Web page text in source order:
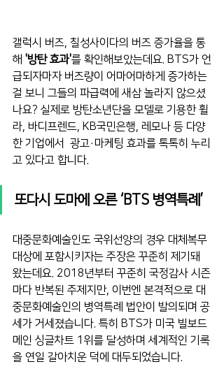
갤럭시 버즈, 칠성사이다의 버즈 증가율을 통
해 '방탄 효과'를 확인해보았는데요. BTS가 언
급되자마자 버즈량이 어마어마하게 증가하는
걸 보니 그들의 파급력에 새삼 놀라지 않으셨
나요? 실제로 방탄소년단을 모델로 기용한 휠
라, 바디프렌드, KB국민은행, 레모나 등 다양
한 기업에서  광고·마케팅 효과를 톡톡히 누리
고 있다고 합니다.
또다시 도마에 오른 ‘BTS 병역특례’
대중문화예술인도 국위선양의 경우 대체복무
대상에 포함시키자는 주장은 꾸준히 제기돼
왔는데요. 2018년부터 꾸준히 국정감사 시즌
마다 반복된 주제지만, 이번엔 본격적으로 대
중문화예술인의 병역특례 법안이 발의되며 공
세가 거세졌습니다. 특히 BTS가 미국 빌보드
메인 싱글차트 1위를 달성하며 세계적인 기록
을 연일 갈아치운 덕에 대두되었습니다.